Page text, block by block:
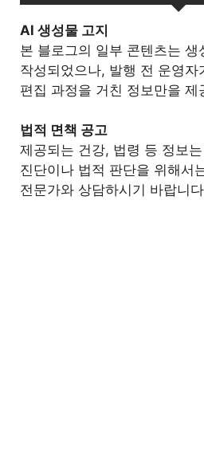
Al 생성물 고지
본 블로그의 일부 콘텐츠는
작성되었으나, 발행 전 운영자
편집 과정을 거친 정보만을 제
법적 면책 공고
제공되는 건강, 법령 등 정보
진단이나 법적 판단을 위해서
전문가와 상담하시기 바랍니